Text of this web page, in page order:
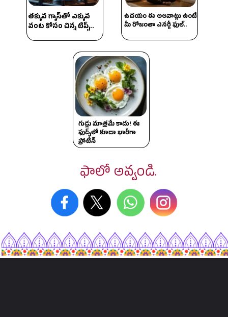
ఫాలో అవ్వండి.
ఉదయం ఈ అలవాట్లు ఉంటే
మీ రోజంతా ఎనర్జీ ఫుల్..
తక్కువ గ్యాస్‌తో ఎక్కువ
వంట కోసం చిన్న టిప్స్..
గుడ్లు మాత్రమే కాదు! ఈ
ఫుడ్స్‌లో కూడా భారీగా
ప్రోటీన్